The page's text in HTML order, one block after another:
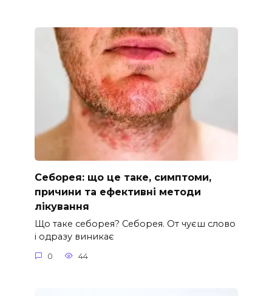
Себорея: що це таке, симптоми,
причини та ефективні методи
лікування
Що таке себорея? Себорея. От чуєш слово
і одразу виникає
0 44